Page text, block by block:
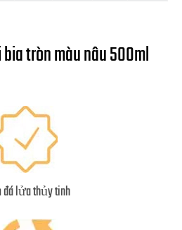
tròn màu nâu 500ml
đá lửa thủy tinh